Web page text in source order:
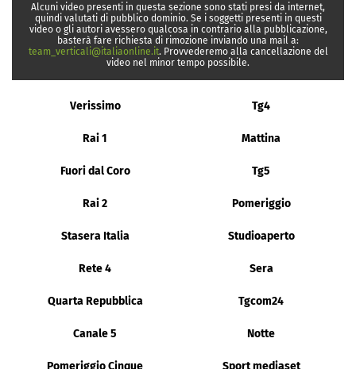
Alcuni video presenti in questa sezione sono stati presi da internet,
quindi valutati di pubblico dominio. Se i soggetti presenti in questi
video o gli autori avessero qualcosa in contrario alla pubblicazione,
basterà fare richiesta di rimozione inviando una mail a:
team_verticali@italiaonline.it. Provvederemo alla cancellazione del
video nel minor tempo possibile.
Verissimo Tg4
Rai 1 Mattina
Fuori dal Coro Tg5
Rai 2 Pomeriggio
Stasera Italia Studioaperto
Rete 4 Sera
Quarta Repubblica Tgcom24
Canale 5 Notte
Pomeriggio Cinque Sport mediaset